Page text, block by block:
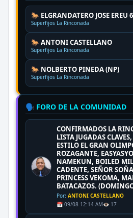
🐎 ELGRANDATERO JOSE EREU
Superfijos La Rinconada
🐎 ANTONI CASTELLANO
Superfijos La Rinconada
🐎 NOLBERTO PINEDA (NP)
Superfijos La Rinconada
🗣️ FORO DE LA COMUNIDAD
CONFIRMADOS LA
LISTA JUGADAS
ESTILO EL GRAN
ROZAGANTE,
NAMEKUN, BOILED
CADENTE, SEÑOR
PRINCESS VEKOMA,
BATACAZOS.
Por: ANTONI CASTELLANO
📅 09/08 12:14 AM👁️ 17